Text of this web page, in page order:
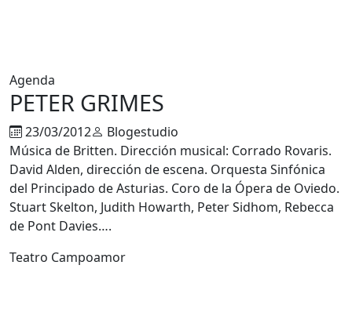
Agenda
PETER GRIMES
23/03/2012
Blogestudio
Música de Britten. Dirección musical: Corrado Rovaris.
David Alden, dirección de escena. Orquesta Sinfónica
del Principado de Asturias. Coro de la Ópera de Oviedo.
Stuart Skelton, Judith Howarth, Peter Sidhom, Rebecca
de Pont Davies….
Teatro Campoamor